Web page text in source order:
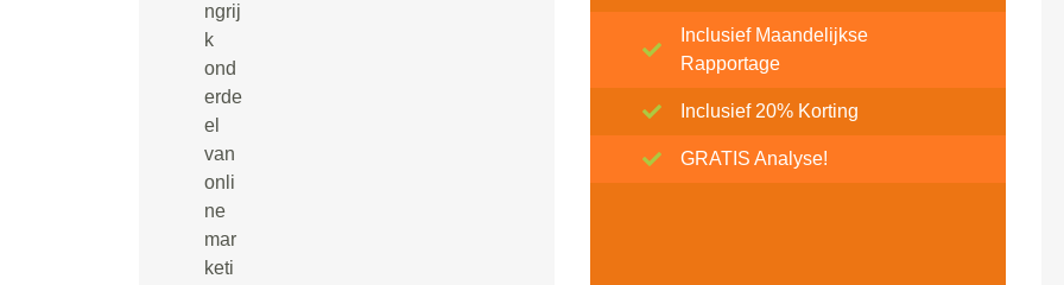
ngrij
k
ond
erde
el
van
onli
ne
mar
keti
Inclusief Maandelijkse
Rapportage
Inclusief 20% Korting
GRATIS Analyse!